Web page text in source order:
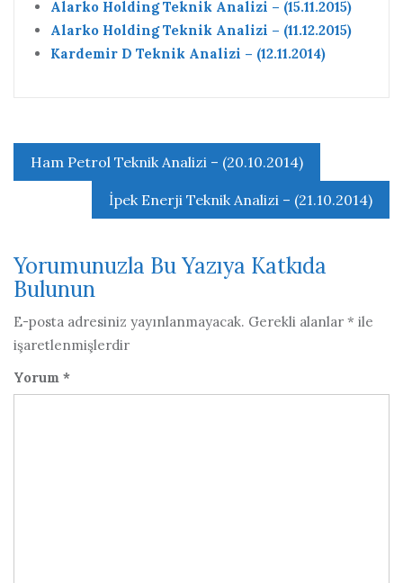
Alarko Holding Teknik Analizi – (15.11.2015)
Alarko Holding Teknik Analizi – (11.12.2015)
Kardemir D Teknik Analizi – (12.11.2014)
Yazı
gezinmesi
Ham Petrol Teknik Analizi – (20.10.2014)
İpek Enerji Teknik Analizi – (21.10.2014)
Yorumunuzla Bu Yazıya Katkıda
Bulunun
E-posta adresiniz yayınlanmayacak. Gerekli alanlar * ile
işaretlenmişlerdir
Yorum *